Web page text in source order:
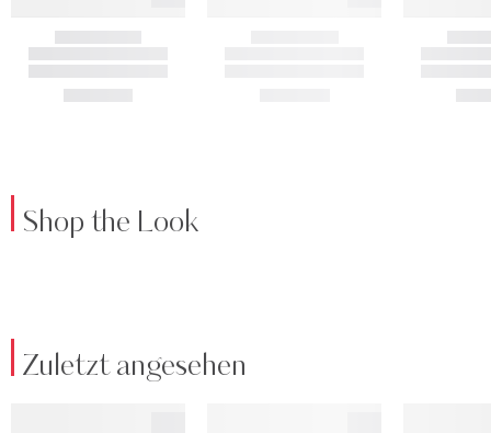
Shop the Look
Zuletzt angesehen